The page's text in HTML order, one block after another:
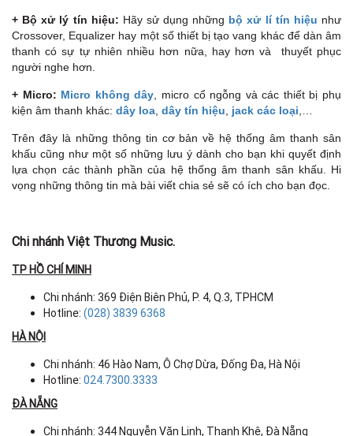
+ Bộ xử lý tín hiệu: Hãy sử dụng những bộ xử lí tín hiệu như
Crossover, Equalizer hay một số thiết bị tạo vang khác để dàn âm
thanh có sự tự nhiên nhiều hơn nữa, hay hơn và thuyết phục
người nghe hơn.
+ Micro: Micro không dây, micro cổ ngỗng và các thiết bị phụ
kiện âm thanh khác: dây loa, dây tín hiệu, jack các loại,…
Trên đây là những thông tin cơ bản về hệ thống âm thanh sân
khấu cũng như một số những lưu ý dành cho bạn khi quyết định
lựa chọn các thành phần của hệ thống âm thanh sân khấu. Hi
vọng những thông tin mà bài viết chia sẻ sẽ có ích cho bạn đọc.
Chi nhánh Việt Thương Music.
TP HỒ CHÍ MINH
Chi nhánh: 369 Điện Biên Phủ, P. 4, Q.3, TPHCM
Hotline: (028) 3839 6368
HÀ NỘI
Chi nhánh: 46 Hào Nam, Ô Chợ Dừa, Đống Đa, Hà Nội
Hotline: 024.7300.3333
ĐÀ NẴNG
Chi nhánh: 344 Nguyễn Văn Linh, Thanh Khê, Đà Nẵng